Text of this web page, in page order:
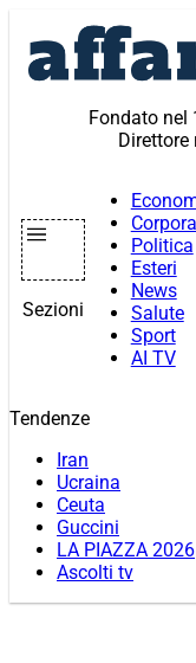
contenuto
Fondato nel
Sezioni
Politica
Esteri
News
Salute
Sport
AI TV
Tendenze
Iran
Ucraina
Ceuta
Guccini
LA PIAZZA 2026
Ascolti tv